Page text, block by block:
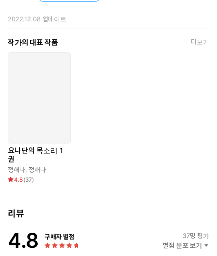
2022.12.08 업데이트
작가의 대표 작품 더보기
요나단의 목소리 1
권
정해나, 정해나
4.8(37)
리뷰
4.8 구매자 별점 37명 평가
별점 분포 보기